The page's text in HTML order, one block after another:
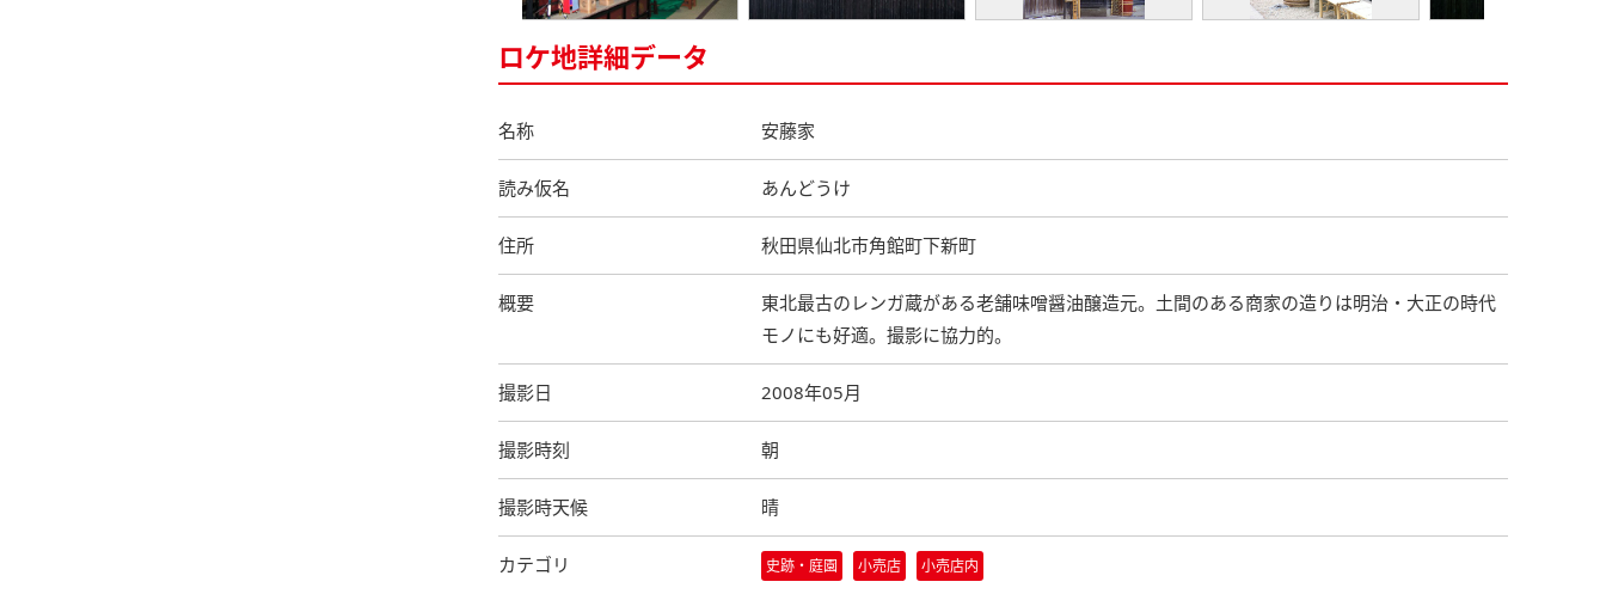
ロケ地詳細データ
名称 安藤家
読み仮名 あんどうけ
住所 秋田県仙北市角館町下新町
概要
東北最古のレンガ蔵がある老舗味噌醤油醸造元。土間のある商家の造りは明治・大正の時代
モノにも好適。撮影に協力的。
撮影日 2008年05月
撮影時刻 朝
撮影時天候 晴
カテゴリ 史跡・庭園 小売店 小売店内